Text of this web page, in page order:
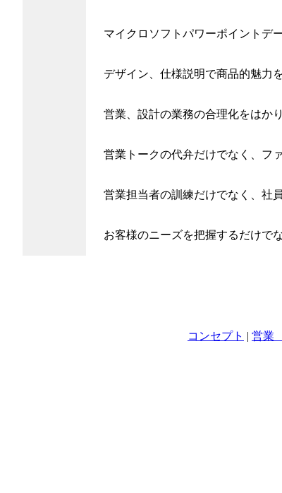
マイクロソフトパワーポイントデ
デザイン、仕様説明で商品的魅力
営業、設計の業務の合理化をはかり
営業トークの代弁だけでなく、フ
営業担当者の訓練だけでなく、社
お客様のニーズを把握するだけで
コンセプト | 営業